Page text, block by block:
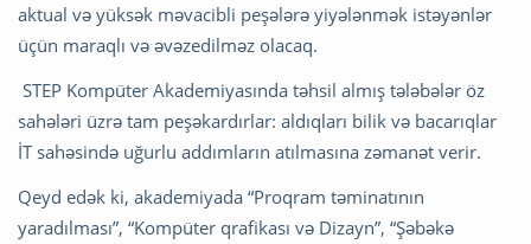
aktual və yüksək məvacibli peşələrə yiyələnmək istəyənlər
üçün maraqlı və əvəzedilməz olacaq.
STEP Kompüter Akademiyasında təhsil almış tələbələr öz
sahələri üzrə tam peşəkardırlar: aldıqları bilik və bacarıqlar
İT sahəsində uğurlu addımların atılmasına zəmanət verir.
Qeyd edək ki, akademiyada “Proqram təminatının
yaradılması”, “Kompüter qrafikası və Dizayn”, “Şəbəkə